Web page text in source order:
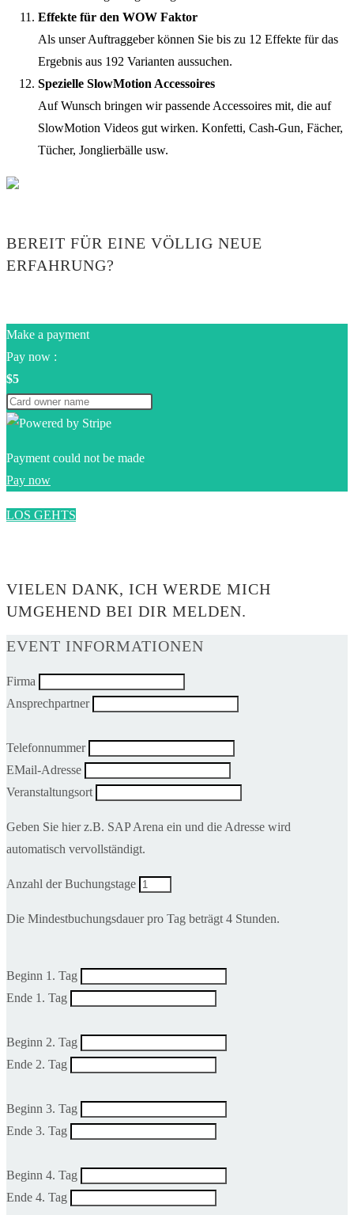
Effekte für den WOW Faktor
Als unser Auftraggeber können Sie bis zu 12 Effekte für das
Ergebnis aus 192 Varianten aussuchen.
Spezielle SlowMotion Accessoires
Auf Wunsch bringen wir passende Accessoires mit, die auf
SlowMotion Videos gut wirken. Konfetti, Cash-Gun, Fächer,
Tücher, Jonglierbälle usw.
BEREIT FÜR EINE VÖLLIG NEUE
ERFAHRUNG?
Make a payment
Pay now :
$5
Payment could not be made
Pay now
LOS GEHTS
VIELEN DANK, ICH WERDE MICH
UMGEHEND BEI DIR MELDEN.
EVENT INFORMATIONEN
Firma
Ansprechpartner
Telefonnummer
EMail-Adresse
Veranstaltungsort
Geben Sie hier z.B. SAP Arena ein und die Adresse wird
automatisch vervollständigt.
Anzahl der Buchungstage
Die Mindestbuchungsdauer pro Tag beträgt 4 Stunden.
Beginn 1. Tag
Ende 1. Tag
Beginn 2. Tag
Ende 2. Tag
Beginn 3. Tag
Ende 3. Tag
Beginn 4. Tag
Ende 4. Tag